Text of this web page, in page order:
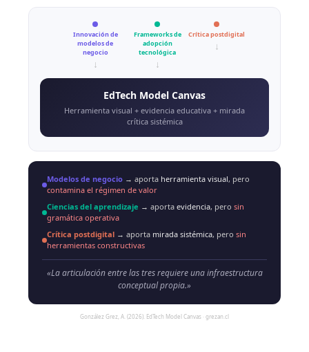
Innovación de
modelos de
negocio
↓
Frameworks de
adopción
tecnológica
↓
Crítica postdigital
↓
EdTech Model Canvas
Herramienta visual + evidencia educativa + mirada
crítica sistémica
Modelos de negocio → aporta herramienta visual, pero
contamina el régimen de valor
Ciencias del aprendizaje → aporta evidencia, pero sin
gramática operativa
Crítica postdigital → aporta mirada sistémica, pero sin
herramientas constructivas
«La articulación entre las tres requiere una infraestructura
conceptual propia.»
González Grez, A. (2026). EdTech Model Canvas · grezan.cl